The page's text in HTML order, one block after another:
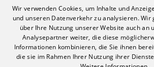
Login
Wir verwenden Cookies, um Inhalte und
und unseren Datenverkehr zu analysieren.
über Ihre Nutzung unserer Website auch an
Analysepartner weiter, die diese
Informationen kombinieren, die Sie ihnen
die sie im Rahmen Ihrer Nutzung ihrer